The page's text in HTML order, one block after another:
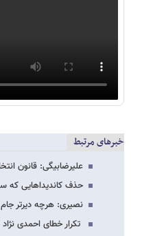
خبرهای مرتبط
علیرضابیگی: قانون
حذف کاندیداهایی که
نصیری: هرچه دیرتر
تکرار خطای احمدی